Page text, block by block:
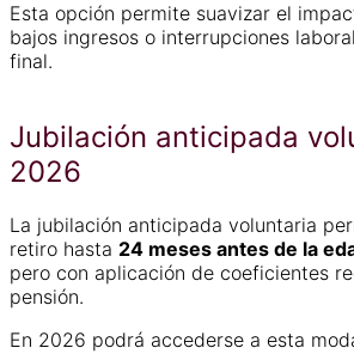
Esta opción permite suavizar el
bajos ingresos o interrupciones
final.
Jubilación anticipada
2026
La jubilación anticipada voluntaria
retiro hasta 24 meses antes de la
pero con aplicación de coeficientes
pensión.
En 2026 podrá accederse a esta